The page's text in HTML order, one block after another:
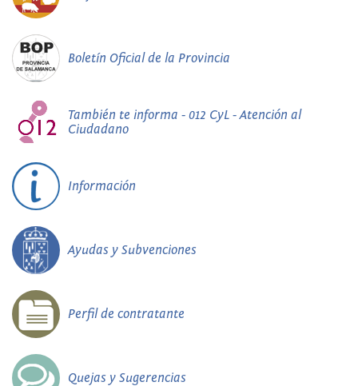
Boletín Oficial de la Provincia
También te informa - 012 CyL - Atención al
Ciudadano
Información
Ayudas y Subvenciones
Perfil de contratante
Quejas y Sugerencias